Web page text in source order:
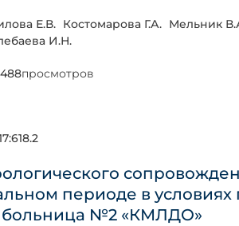
Е.В. Костомарова Г.А. Мельник
И.Н.
488просмотров
периоде в
больница №2 «КМЛДО»